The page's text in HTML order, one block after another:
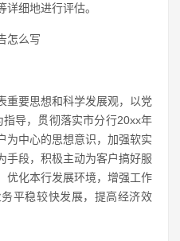
细地进行评估。
怎么写
重要思想和科学发展观，以党
导，贯彻落实市分行20xx年
为中心的思想意识，加强软实
手段，积极主动为客户搞好服
优化本行发展环境，增强工作
平稳较快发展，提高经济效